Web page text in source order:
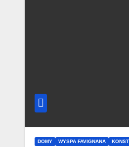
DOMY WYSPA FAVIGNANA